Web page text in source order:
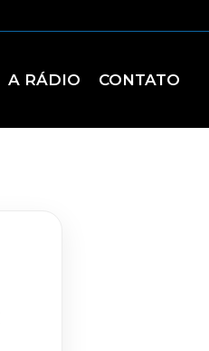
A RÁDIO CONTATO